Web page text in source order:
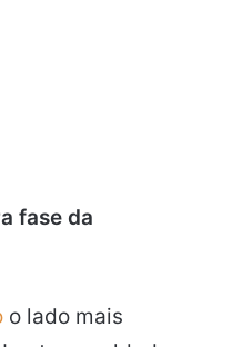
fase da
o lado mais